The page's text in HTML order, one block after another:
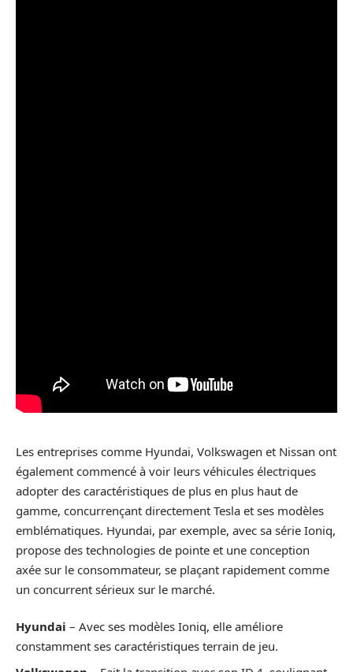
Les entreprises comme Hyundai, Volkswagen et Nissan ont
également commencé à voir leurs véhicules électriques
adopter des caractéristiques de plus en plus haut de
gamme, concurrençant directement Tesla et ses modèles
emblématiques. Hyundai, par exemple, avec sa série Ioniq,
propose des technologies de pointe et une conception
axée sur le consommateur, se plaçant rapidement comme
un concurrent sérieux sur le marché.
Hyundai – Avec ses modèles Ioniq, elle améliore
constamment ses caractéristiques terrain de jeu.